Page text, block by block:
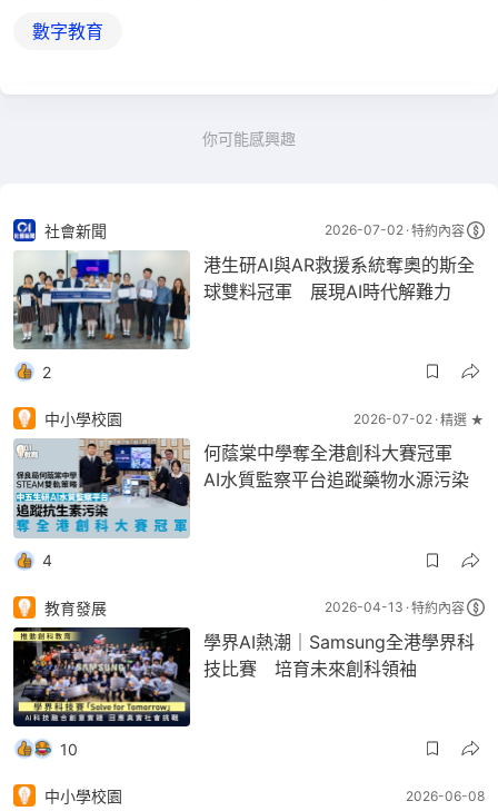
數字教育
你可能感興趣
社會新聞 2026-07-02 特約內容
港生研AI與AR救援系統奪奧的斯全
球雙料冠軍 展現AI時代解難力
2
中小學校園 2026-07-02 精選 ★
何蔭棠中學奪全港創科大賽冠軍
AI水質監察平台追蹤藥物水源污染
4
教育發展 2026-04-13 特約內容
學界AI熱潮｜Samsung全港學界科
技比賽 培育未來創科領袖
10
中小學校園 2026-06-08